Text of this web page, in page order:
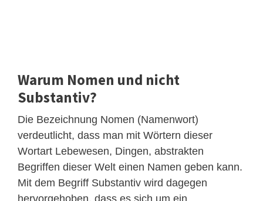
Warum Nomen und nicht
Substantiv?
Die Bezeichnung Nomen (Namenwort)
verdeutlicht, dass man mit Wörtern dieser
Wortart Lebewesen, Dingen, abstrakten
Begriffen dieser Welt einen Namen geben kann.
Mit dem Begriff Substantiv wird dagegen
hervorgehoben, dass es sich um ein